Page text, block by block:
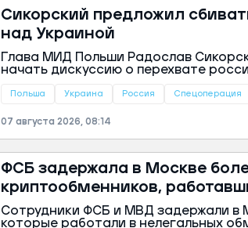
Сикорский предложил
над Украиной
Глава МИД Польши Радослав
начать дискуссию о перехвате
серьезного обсуждения и не
PAP.
Польша Украина Россия Спецоперация
07 августа 2026, 08:14
ФСБ задержала в Москве
криптообменников,
Сотрудники ФСБ и МВД задержали в
которые работали в нелегальных